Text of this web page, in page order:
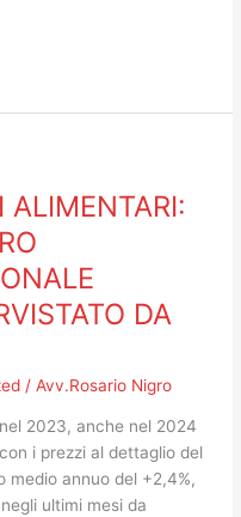
ALIMENTARI:
DA
/Avv.Rosario Nigro
2023, anche nel 2024
i prezzi al dettaglio del
medio annuo del +2,4%,
ultimi mesi da